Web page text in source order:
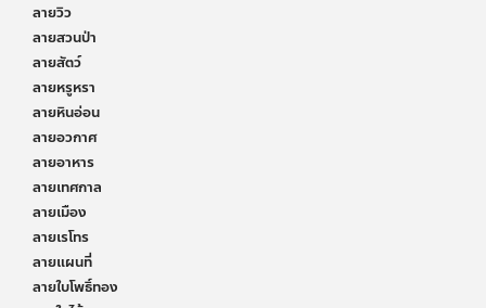
ลายวิว
ลายสวนป่า
ลายสัตว์
ลายหรูหรา
ลายหินอ่อน
ลายอวกาศ
ลายอาหาร
ลายเทศกาล
ลายเมือง
ลายเรโทร
ลายแผนที่
ลายใบโพธิ์ทอง